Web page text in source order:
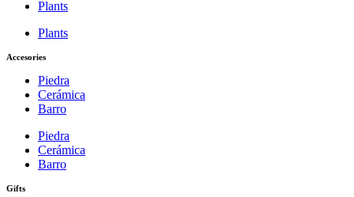
Plants
Plants
Accesories
Piedra
Cerámica
Barro
Piedra
Cerámica
Barro
Gifts